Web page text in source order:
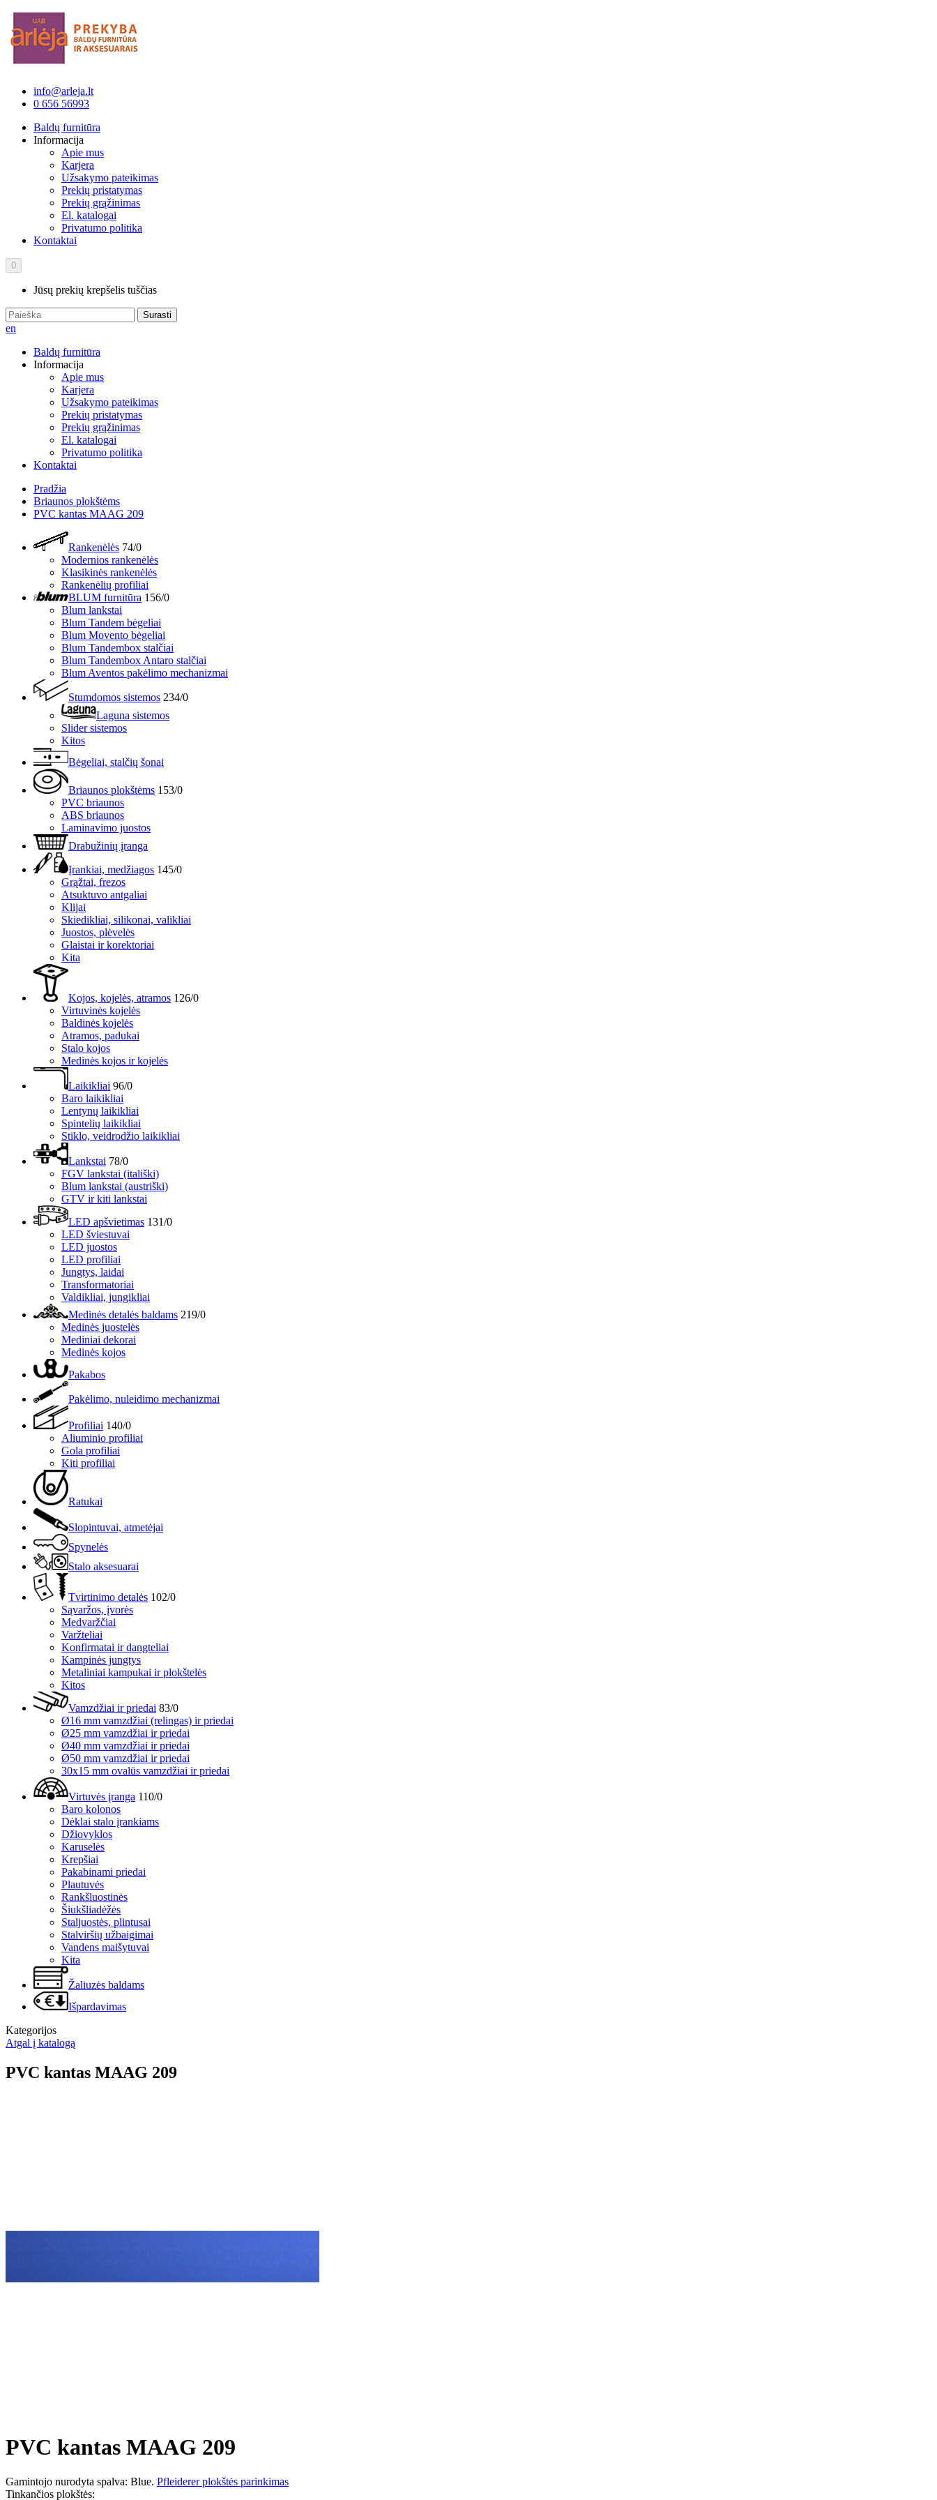
info@arleja.lt
0 656 56993
Baldų furnitūra
Informacija
Apie mus
Karjera
Užsakymo pateikimas
Prekių pristatymas
Prekių grąžinimas
El. katalogai
Privatumo politika
Kontaktai
0
Jūsų prekių krepšelis tuščias
Surasti
en
Baldų furnitūra
Informacija
Apie mus
Karjera
Užsakymo pateikimas
Prekių pristatymas
Prekių grąžinimas
El. katalogai
Privatumo politika
Kontaktai
Pradžia
Briaunos plokštėms
PVC kantas MAAG 209
Rankenėlės 74/0
Modernios rankenėlės
Klasikinės rankenėlės
Rankenėlių profiliai
BLUM furnitūra 156/0
Blum lankstai
Blum Tandem bėgeliai
Blum Movento bėgeliai
Blum Tandembox stalčiai
Blum Tandembox Antaro stalčiai
Blum Aventos pakėlimo mechanizmai
Stumdomos sistemos 234/0
Laguna sistemos
Slider sistemos
Kitos
Bėgeliai, stalčių šonai
Briaunos plokštėms 153/0
PVC briaunos
ABS briaunos
Laminavimo juostos
Drabužinių įranga
Įrankiai, medžiagos 145/0
Grąžtai, frezos
Atsuktuvo antgaliai
Klijai
Skiedikliai, silikonai, valikliai
Juostos, plėvelės
Glaistai ir korektoriai
Kita
Kojos, kojelės, atramos 126/0
Virtuvinės kojelės
Baldinės kojelės
Atramos, padukai
Stalo kojos
Medinės kojos ir kojelės
Laikikliai 96/0
Baro laikikliai
Lentynų laikikliai
Spintelių laikikliai
Stiklo, veidrodžio laikikliai
Lankstai 78/0
FGV lankstai (itališki)
Blum lankstai (austriški)
GTV ir kiti lankstai
LED apšvietimas 131/0
LED šviestuvai
LED juostos
LED profiliai
Jungtys, laidai
Transformatoriai
Valdikliai, jungikliai
Medinės detalės baldams 219/0
Medinės juostelės
Mediniai dekorai
Medinės kojos
Pakabos
Pakėlimo, nuleidimo mechanizmai
Profiliai 140/0
Aliuminio profiliai
Gola profiliai
Kiti profiliai
Ratukai
Slopintuvai, atmetėjai
Spynelės
Stalo aksesuarai
Tvirtinimo detalės 102/0
Sąvaržos, įvorės
Medvaržčiai
Varžteliai
Konfirmatai ir dangteliai
Kampinės jungtys
Metaliniai kampukai ir plokštelės
Kitos
Vamzdžiai ir priedai 83/0
Ø16 mm vamzdžiai (relingas) ir priedai
Ø25 mm vamzdžiai ir priedai
Ø40 mm vamzdžiai ir priedai
Ø50 mm vamzdžiai ir priedai
30x15 mm ovalūs vamzdžiai ir priedai
Virtuvės įranga 110/0
Baro kolonos
Dėklai stalo įrankiams
Džiovyklos
Karuselės
Krepšiai
Pakabinami priedai
Plautuvės
Rankšluostinės
Šiukšliadėžės
Staljuostės, plintusai
Stalviršių užbaigimai
Vandens maišytuvai
Kita
Žaliuzės baldams
Išpardavimas
Kategorijos
Atgal į katalogą
PVC kantas MAAG 209
PVC kantas MAAG 209
Gamintojo nurodyta spalva: Blue. Pfleiderer plokštės parinkimas
Tinkančios plokštės: